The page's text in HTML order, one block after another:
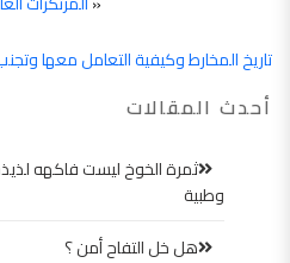
تاريخ المخارط وكيفية التعامل معها
أحدث المقالات
ثمرة الخوخ ليست فاكهه
وطبية
هل خل التفاح أمن ؟